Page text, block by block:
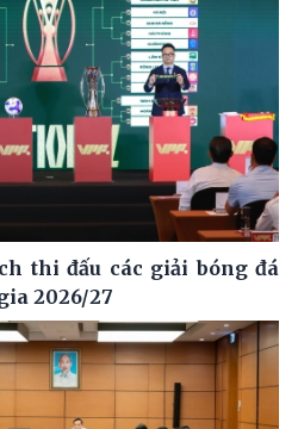
thi đấu các giải bóng đá
2026/27